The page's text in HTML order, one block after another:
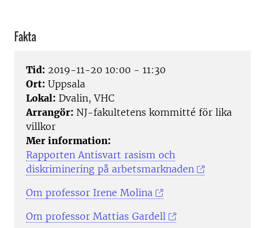
Fakta
Tid: 2019-11-20 10:00 - 11:30
Ort: Uppsala
Lokal: Dvalin, VHC
Arrangör: NJ-fakultetens kommitté för lika
villkor
Mer information:
Rapporten Antisvart rasism och
diskriminering på arbetsmarknaden
Om professor Irene Molina
Om professor Mattias Gardell